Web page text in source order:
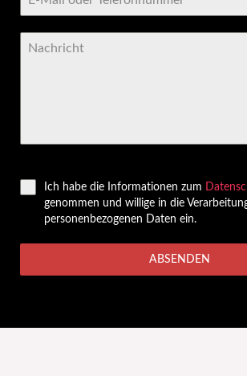
Ich habe die Informationen zum
genommen und willige in die
personenbezogenen Daten ein.
ABSENDEN